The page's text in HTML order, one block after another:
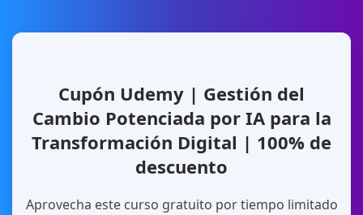
Cupón Udemy | Gestión del
Cambio Potenciada por IA para la
Transformación Digital | 100% de
descuento
Aprovecha este curso gratuito por tiempo limitado